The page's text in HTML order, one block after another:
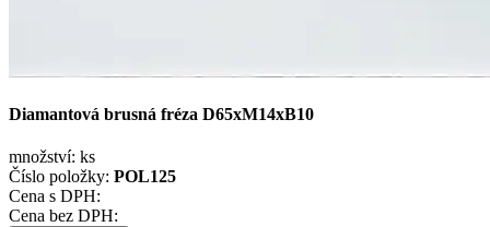
Diamantová brusná fréza D65xM14xB10
množství: ks
Číslo položky: POL125
Cena s DPH:
Cena bez DPH: